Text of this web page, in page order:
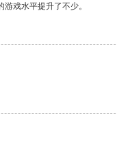
戏水平提升了不少。